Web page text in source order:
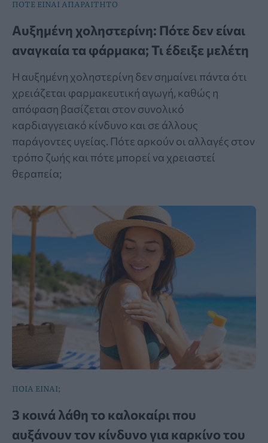
ΠΟΤΕ ΕΙΝΑΙ ΑΠΑΡΑΙΤΗΤΟ
Αυξημένη χοληστερίνη: Πότε δεν είναι
αναγκαία τα φάρμακα; Τι έδειξε μελέτη
Η αυξημένη χοληστερίνη δεν σημαίνει πάντα ότι
χρειάζεται φαρμακευτική αγωγή, καθώς η
απόφαση βασίζεται στον συνολικό
καρδιαγγειακό κίνδυνο και σε άλλους
παράγοντες υγείας. Πότε αρκούν οι αλλαγές στον
τρόπο ζωής και πότε μπορεί να χρειαστεί
θεραπεία;
ΠΟΙΑ ΕΙΝΑΙ;
3 κοινά λάθη το καλοκαίρι που
αυξάνουν τον κίνδυνο για καρκίνο του